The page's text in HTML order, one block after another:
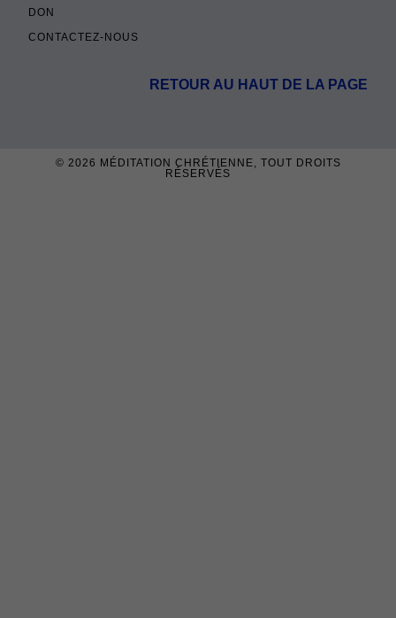
DON
CONTACTEZ-NOUS
RETOUR AU HAUT DE LA PAGE
© 2026 MÉDITATION CHRÉTIENNE, TOUT DROITS
RÉSERVÉS